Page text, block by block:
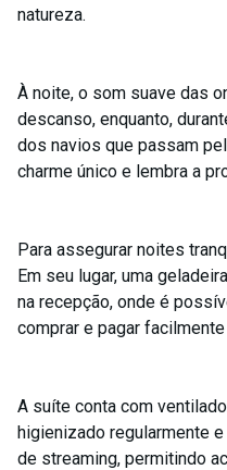
natureza.
À noite, o som suave das
descanso, enquanto,
dos navios que passam
charme único e lembra a
Para assegurar noites
Em seu lugar, uma
na recepção, onde é
comprar e pagar
A suíte conta com
higienizado regularmente
de streaming, permitindo